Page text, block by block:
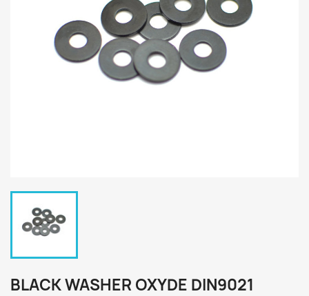
BLACK WASHER OXYDE DIN9021